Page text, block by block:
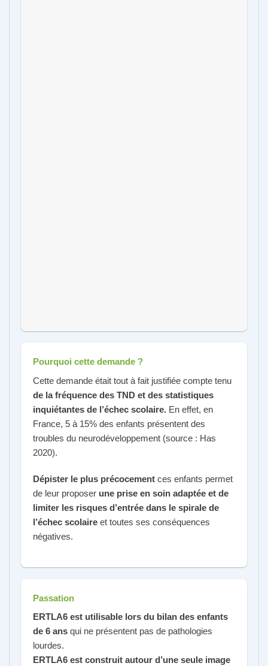
Pourquoi cette demande ?
Cette demande était tout à fait justifiée compte tenu
de la fréquence des TND et des statistiques
inquiétantes de l’échec scolaire. En effet, en
France, 5 à 15% des enfants présentent des
troubles du neurodéveloppement (source : Has
2020).
Dépister le plus précocementces enfants permet
de leur proposer une prise en soin adaptée et de
limiter les risques d’entrée dans le spirale de
l’échec scolaireet toutes ses conséquences
négatives.
Passation
ERTLA6 est utilisable lors du bilan des enfants
de 6 ansqui ne présentent pas de pathologies
lourdes.
ERTLA6 est construit autour d’une seule image